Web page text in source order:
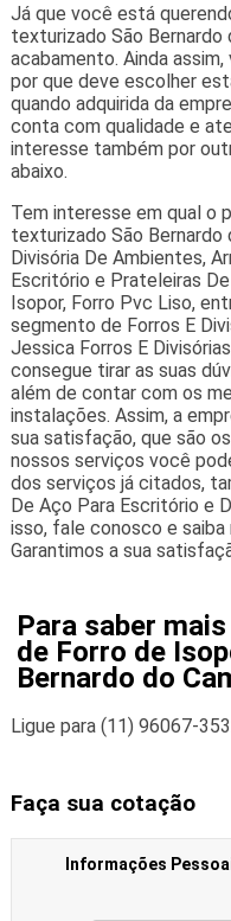
Já que você está
texturizado São
acabamento. Ainda
por que deve escolher
quando adquirida da
conta com qualidade e
interesse também por
abaixo.
Tem interesse em qual o
texturizado São Bernardo
Divisória De Ambientes,
Escritório e Prateleiras
Isopor, Forro Pvc Liso,
segmento de Forros E
Jessica Forros E
consegue tirar as suas
além de contar com os
instalações. Assim, a
sua satisfação, que são
nossos serviços você
dos serviços já citados,
De Aço Para Escritório e
isso, fale conosco e saiba
Garantimos a sua
Para saber
de Forro de
Bernardo do
Ligue para (11) 96067-
Faça sua cotação
Informações